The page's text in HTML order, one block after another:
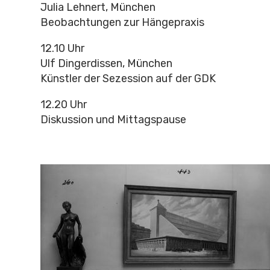
Julia Lehnert, München
Beobachtungen zur Hängepraxis
12.10 Uhr
Ulf Dingerdissen, München
Künstler der Sezession auf der GDK
12.20 Uhr
Diskussion und Mittagspause